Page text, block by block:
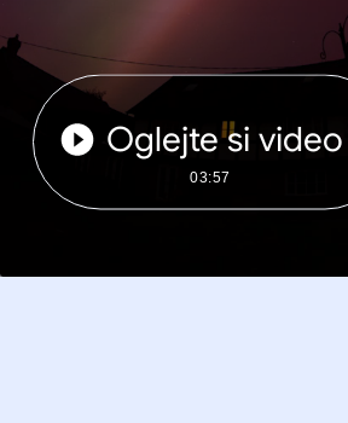
Oglejte si video
03:57